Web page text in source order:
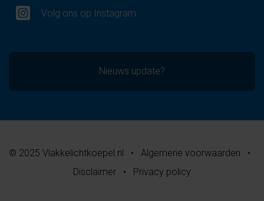
Volg ons op Instagram
Nieuws update?
© 2025 Vlakkelichtkoepel.nl • Algemene voorwaarden
•
Disclaimer
• Privacy policy